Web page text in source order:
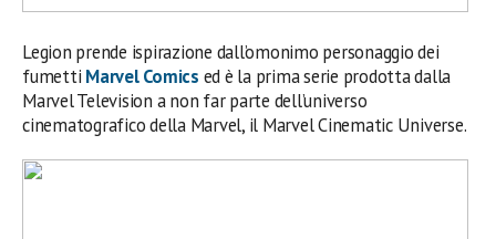
Legion prende ispirazione dall’omonimo personaggio dei
fumetti Marvel Comics ed è la prima serie prodotta dalla
Marvel Television a non far parte dell’universo
cinematografico della Marvel, il Marvel Cinematic Universe.